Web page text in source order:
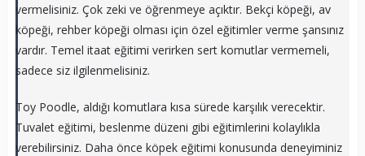
vermelisiniz. Çok zeki ve öğrenmeye açıktır. Bekçi köpeği, av
köpeği, rehber köpeği olması için özel eğitimler verme şansınız
vardır. Temel itaat eğitimi verirken sert komutlar vermemeli,
sadece siz ilgilenmelisiniz.
Toy Poodle, aldığı komutlara kısa sürede karşılık verecektir.
Tuvalet eğitimi, beslenme düzeni gibi eğitimlerini kolaylıkla
verebilirsiniz. Daha önce köpek eğitimi konusunda deneyiminiz